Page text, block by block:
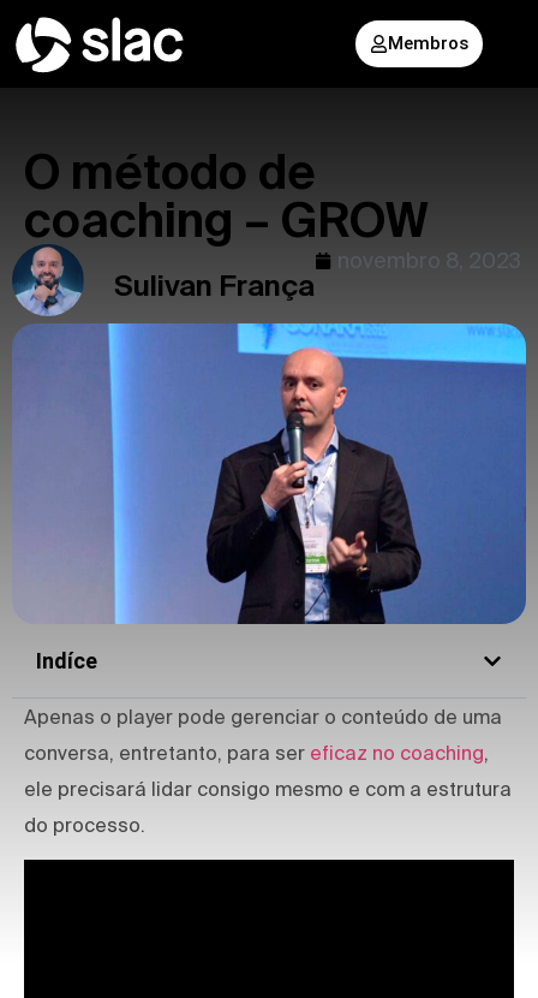
Membros
O método de
coaching – GROW
Sulivan França
novembro 8, 2023
Indíce
Apenas o player pode gerenciar o conteúdo de uma
conversa, entretanto, para ser eficaz no coaching,
ele precisará lidar consigo mesmo e com a estrutura
do processo.